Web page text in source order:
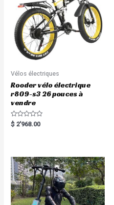
Vélos électriques
Rooder vélo électrique
r809-s3 26 pouces à
vendre
R
a
o
u
t
o
f
5
$ 2'968.00